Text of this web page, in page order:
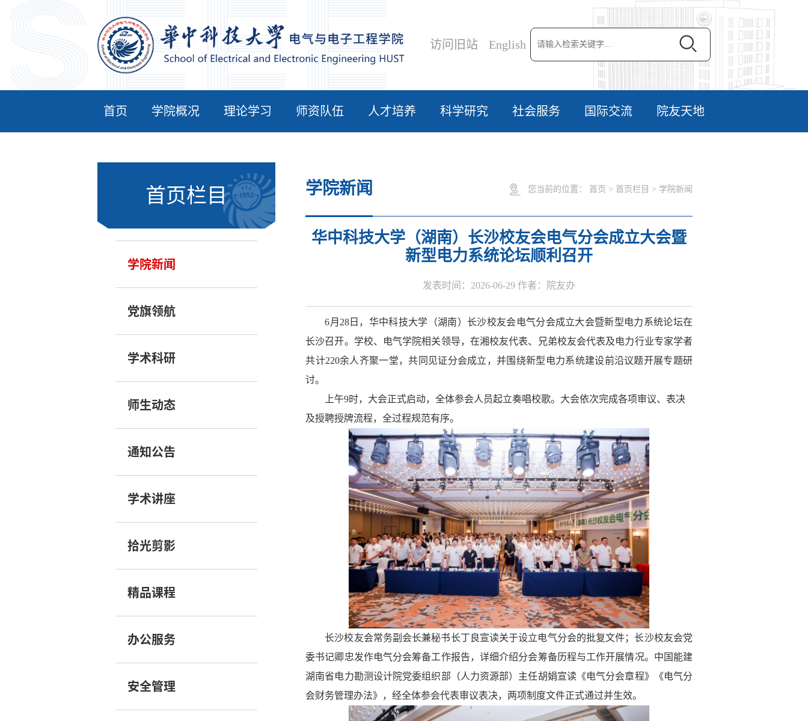
访问旧站 English
首页 学院概况 理论学习 师资队伍 人才培养 科学研究 社会服务 国际交流 院友天地
首页栏目
学院新闻
党旗领航
学术科研
师生动态
通知公告
学术讲座
拾光剪影
精品课程
办公服务
安全管理
学院新闻 您当前的位置： 首页 > 首页栏目 > 学院新闻
华中科技大学（湖南）长沙校友会电气分会成立大会暨
新型电力系统论坛顺利召开
发表时间：2026-06-29 作者：院友办
6月28日，华中科技大学（湖南）长沙校友会电气分会成立大会暨新型电力系统论坛在
长沙召开。学校、电气学院相关领导，在湘校友代表、兄弟校友会代表及电力行业专家学者
共计220余人齐聚一堂，共同见证分会成立，并围绕新型电力系统建设前沿议题开展专题研
讨。
上午9时，大会正式启动，全体参会人员起立奏唱校歌。大会依次完成各项审议、表决
及授聘授牌流程，全过程规范有序。
长沙校友会常务副会长兼秘书长丁良宣读关于设立电气分会的批复文件；长沙校友会党
委书记卿忠发作电气分会筹备工作报告，详细介绍分会筹备历程与工作开展情况。中国能建
湖南省电力勘测设计院党委组织部（人力资源部）主任胡娟宣读《电气分会章程》《电气分
会财务管理办法》，经全体参会代表审议表决，两项制度文件正式通过并生效。